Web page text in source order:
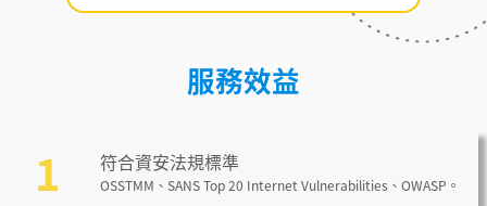
服務效益
1 符合資安法規標準
OSSTMM、SANS Top 20 Internet Vulnerabilities、OWASP。